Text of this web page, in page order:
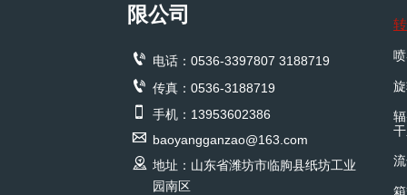
限公司
 电话：0536-3397807 3188719
 传真：0536-3188719
 手机：13953602386
 baoyangganzao@163.com
 地址：山东省潍坊市临朐县纸坊工业
园南区